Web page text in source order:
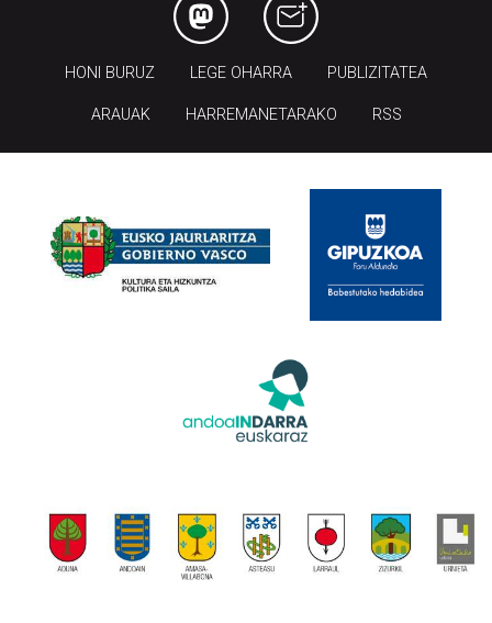
HONI BURUZ LEGE OHARRA PUBLIZITATEA
ARAUAK HARREMANETARAKO RSS